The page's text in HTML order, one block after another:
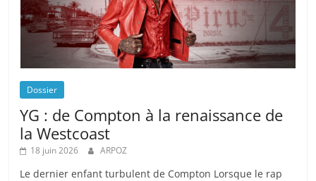
Dossier
YG : de Compton à la renaissance de
la Westcoast
18 juin 2026 ARPOZ
Le dernier enfant turbulent de Compton Lorsque le rap